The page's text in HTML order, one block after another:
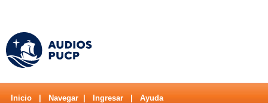
Inicio Navegar Ingresar Ayuda